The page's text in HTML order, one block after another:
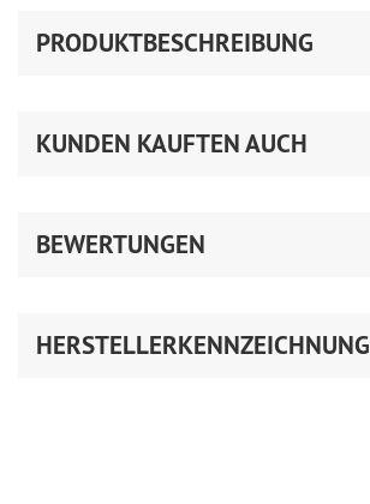
PRODUKTBESCHREIBUNG
KUNDEN KAUFTEN AUCH
BEWERTUNGEN
HERSTELLERKENNZEICHNUNG